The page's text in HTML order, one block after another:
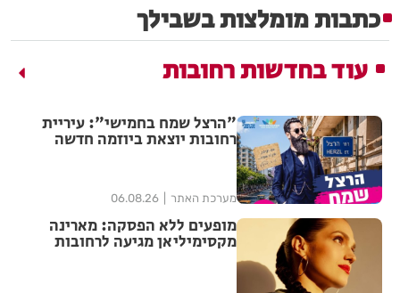
כתבות מומלצות בשבילך
עוד בחדשות רחובות
"הרצל שמח בחמישי": עיריית
רחובות יוצאת ביוזמה חדשה
מערכת האתר 06.08.26
מופעים ללא הפסקה: מארינה
מקסימיליאן מגיעה לרחובות